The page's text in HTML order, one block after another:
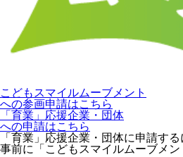
こどもスマイルムーブメント
への参画申請はこちら
「育業」応援企業・団体
への申請はこちら
「育業」応援企業・団体に申請する
事前に「こどもスマイルムーブメン